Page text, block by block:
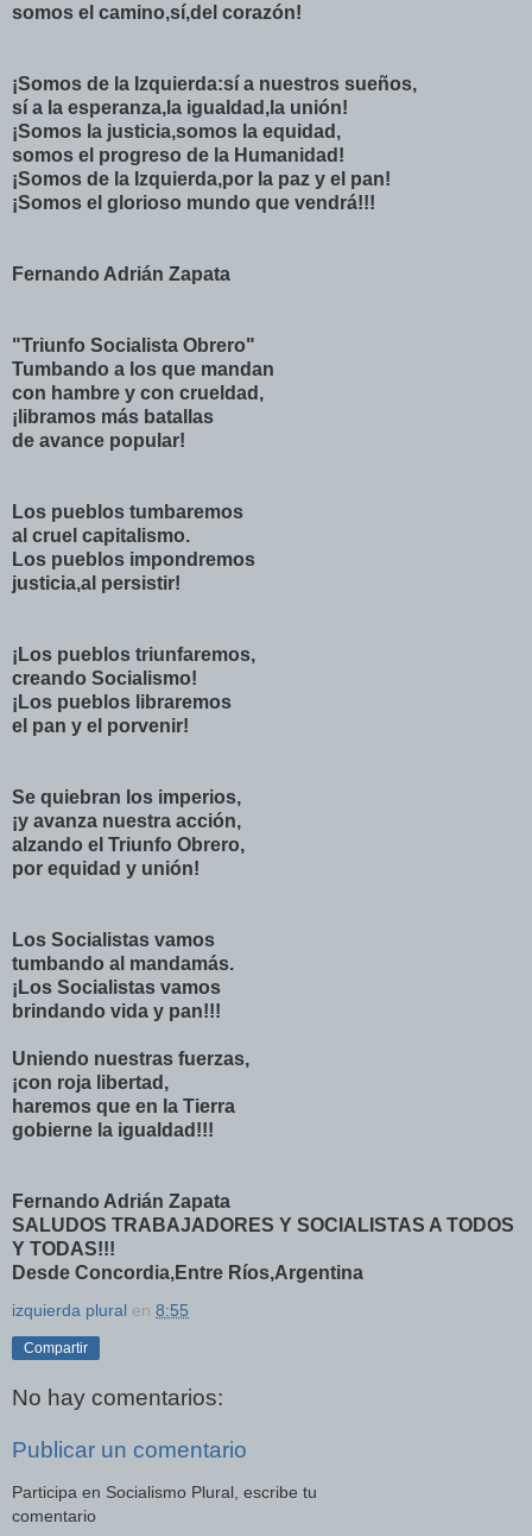
somos el camino,sí,del corazón!
¡Somos de la Izquierda:sí a nuestros sueños,
sí a la esperanza,la igualdad,la unión!
¡Somos la justicia,somos la equidad,
somos el progreso de la Humanidad!
¡Somos de la Izquierda,por la paz y el pan!
¡Somos el glorioso mundo que vendrá!!!
Fernando Adrián Zapata
"Triunfo Socialista Obrero"
Tumbando a los que mandan
con hambre y con crueldad,
¡libramos más batallas
de avance popular!
Los pueblos tumbaremos
al cruel capitalismo.
Los pueblos impondremos
justicia,al persistir!
¡Los pueblos triunfaremos,
creando Socialismo!
¡Los pueblos libraremos
el pan y el porvenir!
Se quiebran los imperios,
¡y avanza nuestra acción,
alzando el Triunfo Obrero,
por equidad y unión!
Los Socialistas vamos
tumbando al mandamás.
¡Los Socialistas vamos
brindando vida y pan!!!
Uniendo nuestras fuerzas,
¡con roja libertad,
haremos que en la Tierra
gobierne la igualdad!!!
Fernando Adrián Zapata
SALUDOS TRABAJADORES Y SOCIALISTAS A TODOS
Y TODAS!!!
Desde Concordia,Entre Ríos,Argentina
izquierda plural en 8:55
Compartir
No hay comentarios:
Publicar un comentario
Participa en Socialismo Plural, escribe tu
comentario